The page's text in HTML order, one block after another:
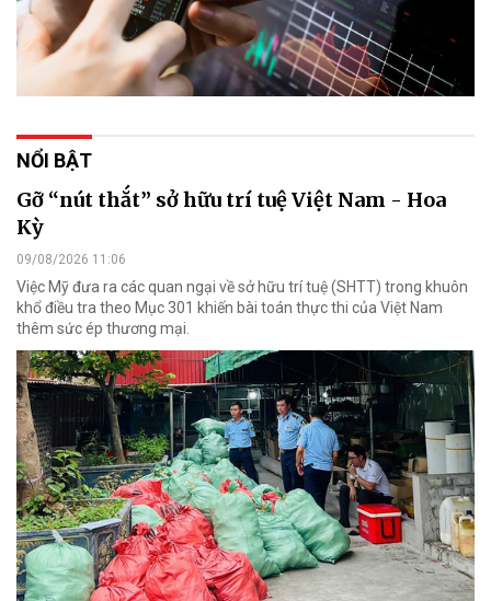
NỔI BẬT
Gỡ “nút thắt” sở hữu trí tuệ Việt Nam - Hoa
Kỳ
09/08/2026 11:06
Việc Mỹ đưa ra các quan ngại về sở hữu trí tuệ (SHTT) trong khuôn
khổ điều tra theo Mục 301 khiến bài toán thực thi của Việt Nam
thêm sức ép thương mại.